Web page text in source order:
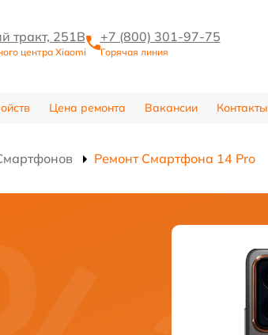
тракт, 251В
центра Xiaomi
+7 (800) 301-97-75
Горячая линия
Цена ремонта Вакансии Контакты
Ремонт Смартфона 14 Pro